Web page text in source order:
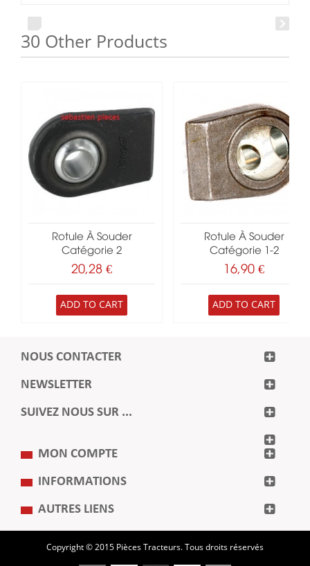
30 Other Products
Rotule À Souder
Catégorie 2
20,28 €
ADD TO CART
Rotule À Souder
Catégorie 1-2
16,90 €
ADD TO CART
NOUS CONTACTER
NEWSLETTER
SUIVEZ NOUS SUR ...
MON COMPTE
INFORMATIONS
AUTRES LIENS
Copyright © 2015 Pièces Tracteurs. Tous droits réservés